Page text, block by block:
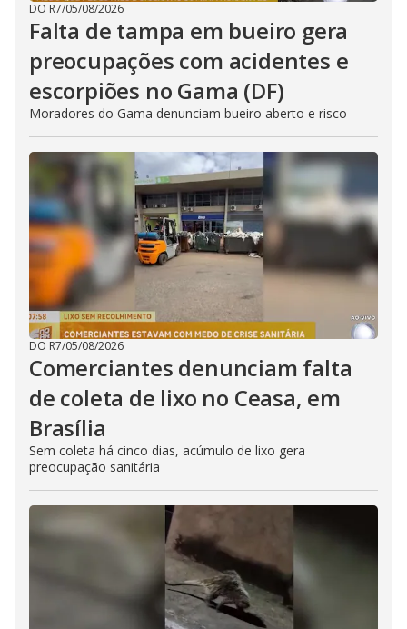
DO R7/05/08/2026
Falta de tampa em bueiro gera
preocupações com acidentes e
escorpiões no Gama (DF)
Moradores do Gama denunciam bueiro aberto e risco
DO R7/05/08/2026
Comerciantes denunciam falta
de coleta de lixo no Ceasa, em
Brasília
Sem coleta há cinco dias, acúmulo de lixo gera
preocupação sanitária